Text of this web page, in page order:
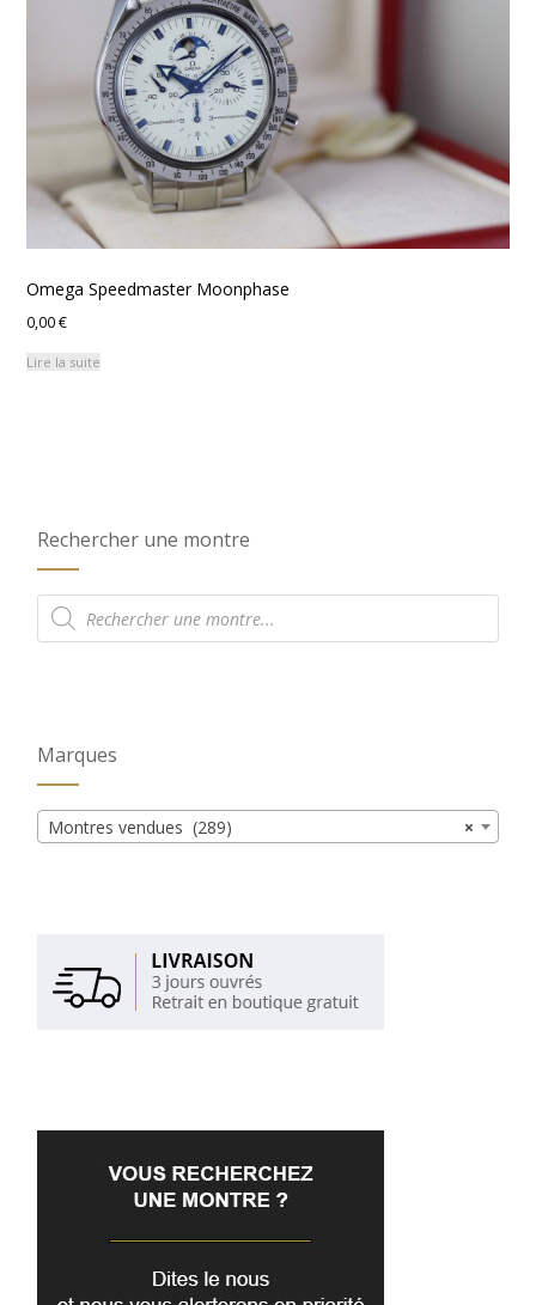
Omega Speedmaster Moonphase
0,00€
Lire la suite
Rechercher une montre
Recherche
de
produits
Marques
×
Montres vendues (289)